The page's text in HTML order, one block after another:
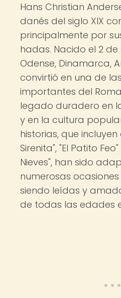
Hans Christian
danés del siglo XIX
principalmente por
hadas. Nacido el 2 de
Odense, Dinamarca,
convirtió en una de
importantes del
legado duradero en
y en la cultura
historias, que
Sirenita", "El Patito
Nieves", han sido
numerosas
siendo leídas y
de todas las edades